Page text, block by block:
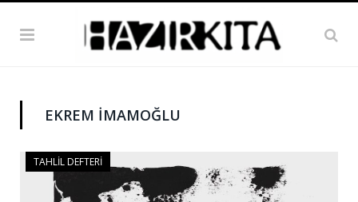
EKREM İMAMOĞLU
TAHLIL DEFTERI